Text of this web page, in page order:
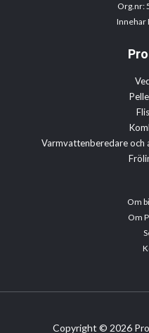
Org.nr:
Innehar
Varmvattenberedare och
Om
Om
Copyright © 2026